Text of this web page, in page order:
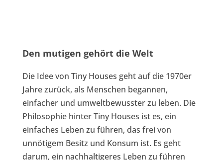
Den mutigen gehört die Welt
Die Idee von Tiny Houses geht auf die 1970er
Jahre zurück, als Menschen begannen,
einfacher und umweltbewusster zu leben. Die
Philosophie hinter Tiny Houses ist es, ein
einfaches Leben zu führen, das frei von
unnötigem Besitz und Konsum ist. Es geht
darum, ein nachhaltigeres Leben zu führen